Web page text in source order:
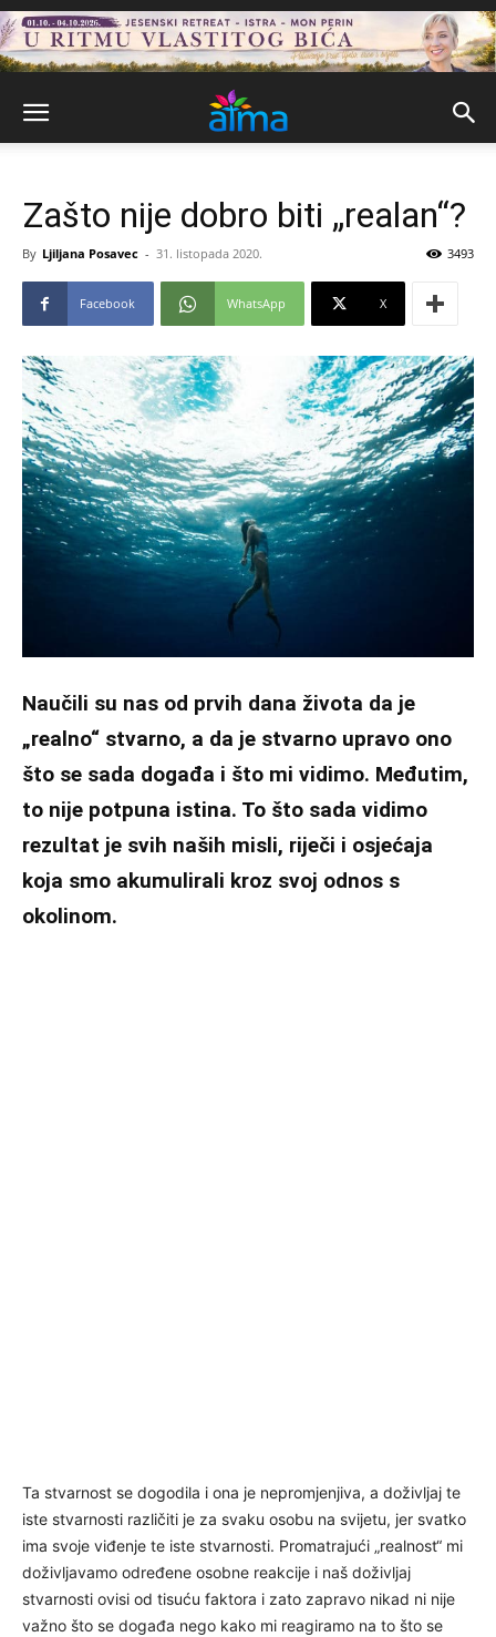
Zašto nije dobro biti „realan“?
By Ljiljana Posavec - 31. listopada 2020. 3493
Facebook WhatsApp X
Naučili su nas od prvih dana života da je
„realno“ stvarno, a da je stvarno upravo ono
što se sada događa i što mi vidimo. Međutim,
to nije potpuna istina. To što sada vidimo
rezultat je svih naših misli, riječi i osjećaja
koja smo akumulirali kroz svoj odnos s
okolinom.
Ta stvarnost se dogodila i ona je nepromjenjiva, a doživljaj te
iste stvarnosti različiti je za svaku osobu na svijetu, jer svatko
ima svoje viđenje te iste stvarnosti. Promatrajući „realnost“ mi
doživljavamo određene osobne reakcije i naš doživljaj
stvarnosti ovisi od tisuću faktora i zato zapravo nikad ni nije
važno što se događa nego kako mi reagiramo na to što se